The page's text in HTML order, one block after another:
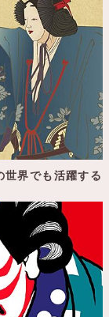
界でも活躍する